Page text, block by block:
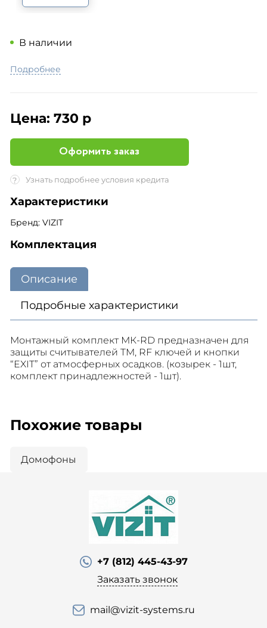
В наличии
Подробнее
Цена: 730 р
Оформить заказ
? Узнать подробнее условия кредита
Характеристики
Бренд: VIZIT
Комплектация
Описание
Подробные характеристики
Монтажный комплект МК-RD предназначен для
защиты считывателей TM, RF ключей и кнопки
“EXIT” от атмосферных осадков. (козырек - 1шт,
комплект принадлежностей - 1шт).
Похожие товары
Домофоны
+7 (812) 445-43-97
Заказать звонок
mail@vizit-systems.ru